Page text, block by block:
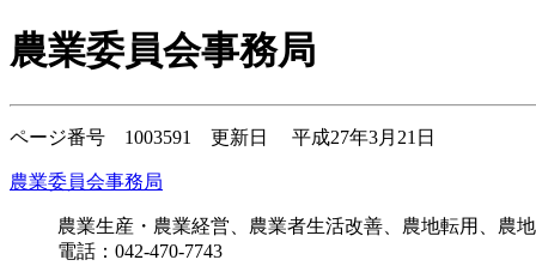
農業委員会事務局
ページ番号 1003591 更新日 平成27年3月21日
農業委員会事務局
農業生産・農業経営、農業者生活改善、農地転用、農
電話：042-470-7743